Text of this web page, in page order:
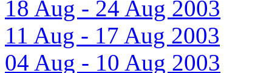
18 Aug - 24 Aug 2003
11 Aug - 17 Aug 2003
04 Aug - 10 Aug 2003